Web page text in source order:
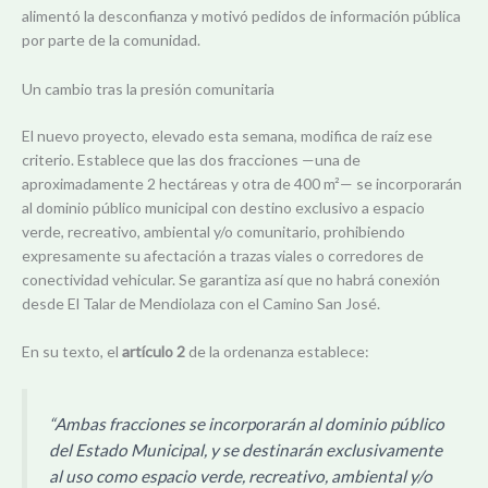
alimentó la desconfianza y motivó pedidos de información pública
por parte de la comunidad.
Un cambio tras la presión comunitaria
El nuevo proyecto, elevado esta semana, modifica de raíz ese
criterio. Establece que las dos fracciones —una de
aproximadamente 2 hectáreas y otra de 400 m²— se incorporarán
al dominio público municipal con destino exclusivo a espacio
verde, recreativo, ambiental y/o comunitario, prohibiendo
expresamente su afectación a trazas viales o corredores de
conectividad vehicular. Se garantiza así que no habrá conexión
desde El Talar de Mendiolaza con el Camino San José.
En su texto, el artículo 2de la ordenanza establece:
“Ambas fracciones se incorporarán al dominio público
del Estado Municipal, y se destinarán exclusivamente
al uso como espacio verde, recreativo, ambiental y/o